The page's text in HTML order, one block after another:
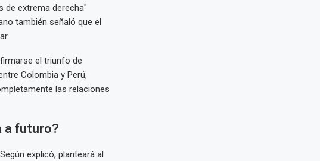
de extrema derecha"
también señaló que el
el triunfo de
Colombia y Perú,
las relaciones
a futuro?
explicó, planteará al